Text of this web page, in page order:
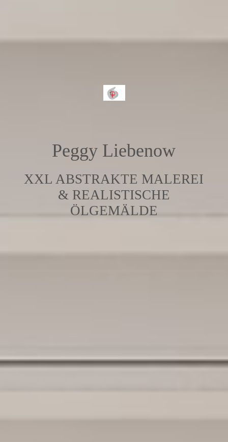
Peggy Liebenow
XXL ABSTRAKTE MALEREI
& REALISTISCHE
ÖLGEMÄLDE